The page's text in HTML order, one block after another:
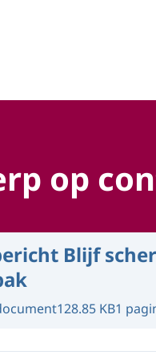
en innovatie
op
Blijf
128.85 KB1